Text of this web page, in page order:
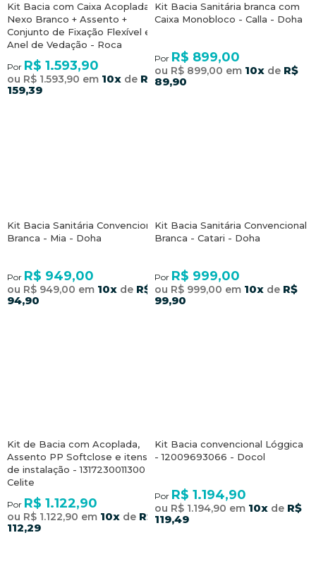
Kit Bacia com Caixa Acoplada
Nexo Branco + Assento +
Conjunto de Fixação Flexível e
Anel de Vedação - Roca
Por R$ 1.593,90
ou R$ 1.593,90 em 10xde R$
159,39
Kit Bacia Sanitária branca com
Caixa Monobloco - Calla - Doha
Por R$ 899,00
ou R$ 899,00 em 10xde R$
89,90
Kit Bacia Sanitária Convencional
Branca - Mia - Doha
Por R$ 949,00
ou R$ 949,00 em 10xde R$
94,90
Kit Bacia Sanitária Convencional
Branca - Catari - Doha
Por R$ 999,00
ou R$ 999,00 em 10xde R$
99,90
Kit de Bacia com Acoplada,
Assento PP Softclose e itens
de instalação - 1317230011300 -
Celite
Por R$ 1.122,90
ou R$ 1.122,90 em 10xde R$
112,29
Kit Bacia convencional Lóggica
- 12009693066 - Docol
Por R$ 1.194,90
ou R$ 1.194,90 em 10xde R$
119,49